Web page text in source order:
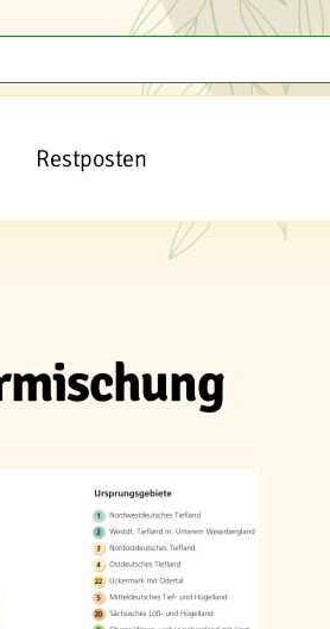
Restposten